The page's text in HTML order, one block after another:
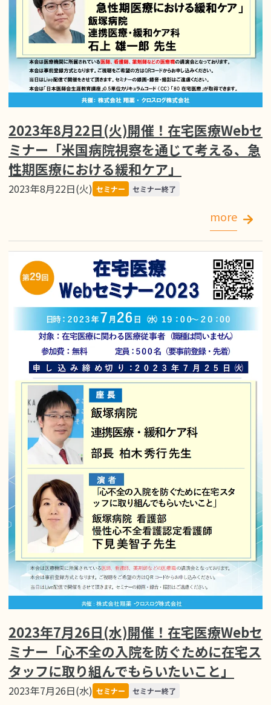
2023年8月22日(火)開催！在宅医療Webセ
ミナー「米国病院視察を通じて考える、急
性期医療における緩和ケア」
2023年8月22日(火) セミナー セミナー終了
more
2023年7月26日(水)開催！在宅医療Webセ
ミナー「心不全の入院を防ぐために在宅ス
タッフに取り組んでもらいたいこと」
2023年7月26日(水) セミナー セミナー終了